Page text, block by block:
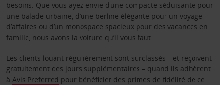
besoins. Que vous ayez envie d’une compacte séduisante pour
une balade urbaine, d’une berline élégante pour un voyage
d’affaires ou d’un monospace spacieux pour des vacances en
famille, nous avons la voiture qu’il vous faut.
Les clients louant régulièrement sont surclassés – et reçoivent
gratuitement des jours supplémentaires – quand ils adhèrent
à Avis Preferred pour bénéficier des primes de fidélité de ce